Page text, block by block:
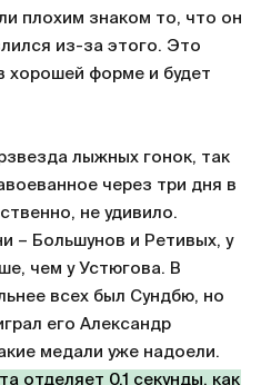
плохим знаком то, что он
из-за этого. Это
хорошей форме и будет
лыжных гонок, так
через три дня в
не удивило.
– Большунов и Ретивых, у
чем у Устюгова. В
всех был Сундбю, но
его Александр
медали уже надоели.
отделяет 0,1 секунды, как